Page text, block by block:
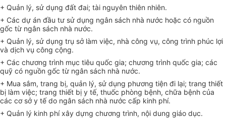
+ Quản lý, sử dụng đất đai; tài nguyên thiên nhiên.
+ Các dự án đầu tư sử dụng ngân sách nhà nước hoặc có nguồn
gốc từ ngân sách nhà nước.
+ Quản lý, sử dụng trụ sở làm việc, nhà công vụ, công trình phúc lợi
và dịch vụ công cộng.
+ Các chương trình mục tiêu quốc gia; chương trình quốc gia; các
quỹ có nguồn gốc từ ngân sách nhà nước.
+ Mua sắm, trang bị, quản lý, sử dụng phương tiện đi lại; trang thiết
bị làm việc; trang thiết bị y tế, thuốc phòng bệnh, chữa bệnh của
các cơ sở y tế do ngân sách nhà nước cấp kinh phí.
+ Quản lý kinh phí xây dựng chương trình, nội dung giáo dục.